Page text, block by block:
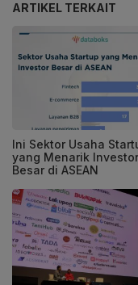
ARTIKEL TERKAIT
Ini Sektor Usaha
yang Menarik Investor
Besar di ASEAN